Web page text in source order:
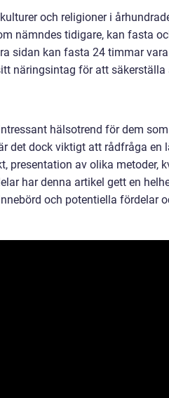
och religioner i
nämndes tidigare, kan fasta
sidan kan fasta 24 timmar
näringsintag för att
hälsotrend för dem
det dock viktigt att rådfråga en
presentation av olika metoder,
har denna artikel gett en
och potentiella fördelar